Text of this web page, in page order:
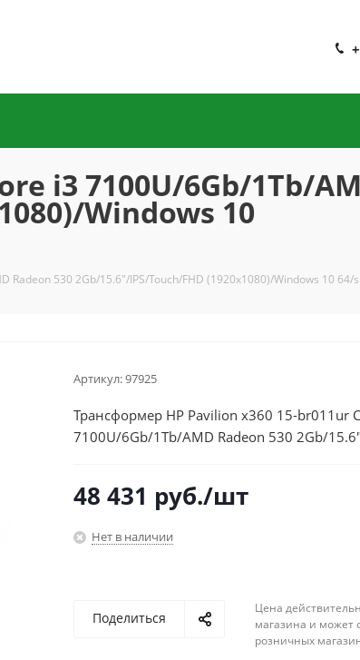
i3 7100U/6Gb/1Tb/
Windows 10
530 2Gb/15.6"/IPS/Touch/FHD (1920x1080)/Windows 10 64/
Артикул:97925
Трансформер HP Pavilion x360 15-br011ur
7100U/6Gb/1Tb/AMD Radeon 530 2Gb/
48 431 руб./шт
Нет в наличии
Поделиться
Цена
магазина и может
розничных